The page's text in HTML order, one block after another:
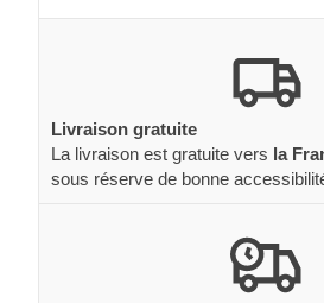
Livraison gratuite
La livraison est gratuite vers la
sous réserve de bonne